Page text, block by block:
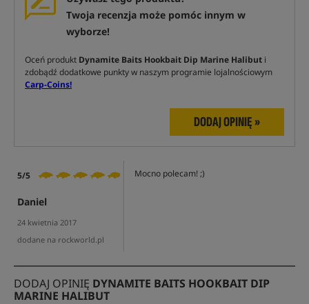
Twoja recenzja może pomóc innym w
wyborze!
Oceń produkt Dynamite Baits Hookbait Dip Marine Halibut i
zdobądź dodatkowe punkty w naszym programie lojalnościowym
Carp-Coins!
DODAJ OPINIĘ »
5/5
Daniel
24 kwietnia 2017
dodane na rockworld.pl
Mocno polecam! ;)
DODAJ OPINIĘ DYNAMITE BAITS HOOKBAIT DIP
MARINE HALIBUT